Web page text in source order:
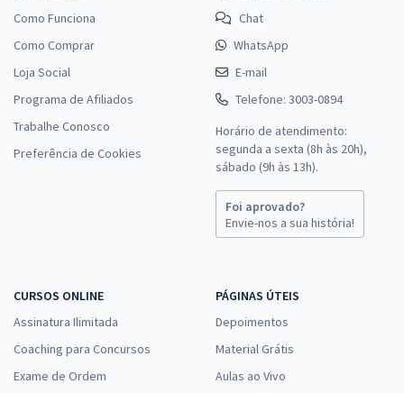
Como Funciona
Como Comprar
Loja Social
Programa de Afiliados
Trabalhe Conosco
Preferência de Cookies
Chat
WhatsApp
E-mail
Telefone: 3003-0894
Horário de atendimento:
segunda a sexta (8h às 20h),
sábado (9h às 13h).
Foi aprovado?
Envie-nos a sua história!
CURSOS ONLINE
Assinatura Ilimitada
Coaching para Concursos
Exame de Ordem
PÁGINAS ÚTEIS
Depoimentos
Material Grátis
Aulas ao Vivo